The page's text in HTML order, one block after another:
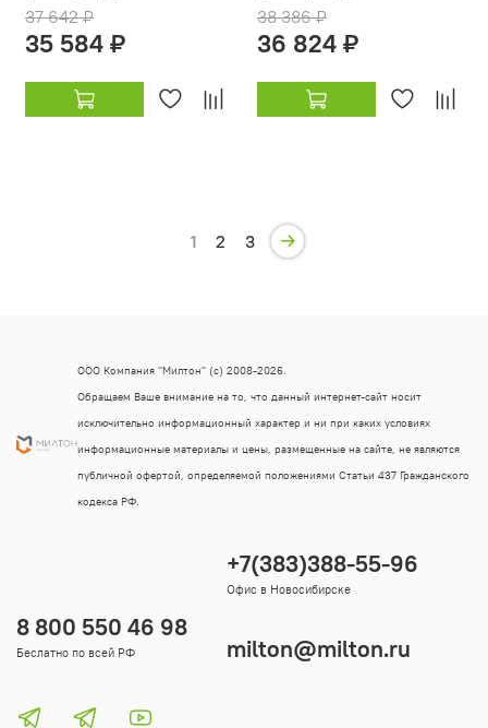
37 642 ₽
35 584 ₽
38 386 ₽
36 824 ₽
1 2 3
8 800 550 46 98
Беслатно по всей РФ
+7(383)388-55-96
Офис в Новосибирске
milton@milton.ru
ООО Компания "Милтон" (с) 2008-2026.
Обращаем Ваше внимание на то, что данный интернет-сайт носит
исключительно информационный характер и ни при каких условиях
информационные материалы и цены, размещенные на сайте, не являются
публичной офертой, определяемой положениями Статьи 437 Гражданского
кодекса РФ.